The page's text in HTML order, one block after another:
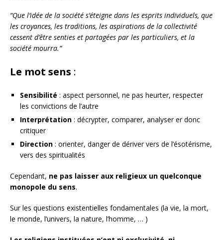
“Que l’idée de la société s’éteigne dans les esprits individuels, que
les croyances, les traditions, les aspirations de la collectivité
cessent d’être senties et partagées par les particuliers, et la
société mourra.”
Le mot sens :
Sensibilité : aspect personnel, ne pas heurter, respecter
les convictions de l’autre
Interprétation : décrypter, comparer, analyser er donc
critiquer
Direction : orienter, danger de dériver vers de l’ésotérisme,
vers des spiritualités
Cependant, ne pas laisser aux religieux un quelconque
monopole du sens.
Sur les questions existentielles fondamentales (la vie, la mort,
le monde, l’univers, la nature, l’homme, … )